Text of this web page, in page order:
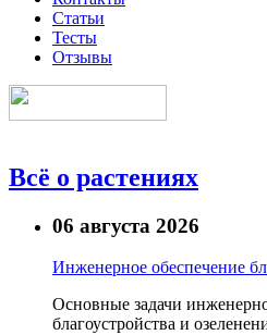
Статьи
Тесты
Отзывы
Всё о растениях
06 августа 2026
Инженерное обеспечение
Основные задачи
благоустройства и